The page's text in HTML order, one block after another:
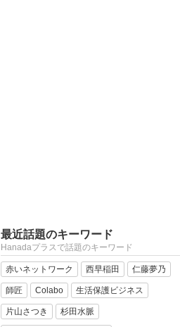
最近話題のキーワード
Hanadaプラスで話題のキーワード
赤いネットワーク 西早稲田 仁藤夢乃
師匠 Colabo 生活保護ビジネス
片山さつき 杉田水脈